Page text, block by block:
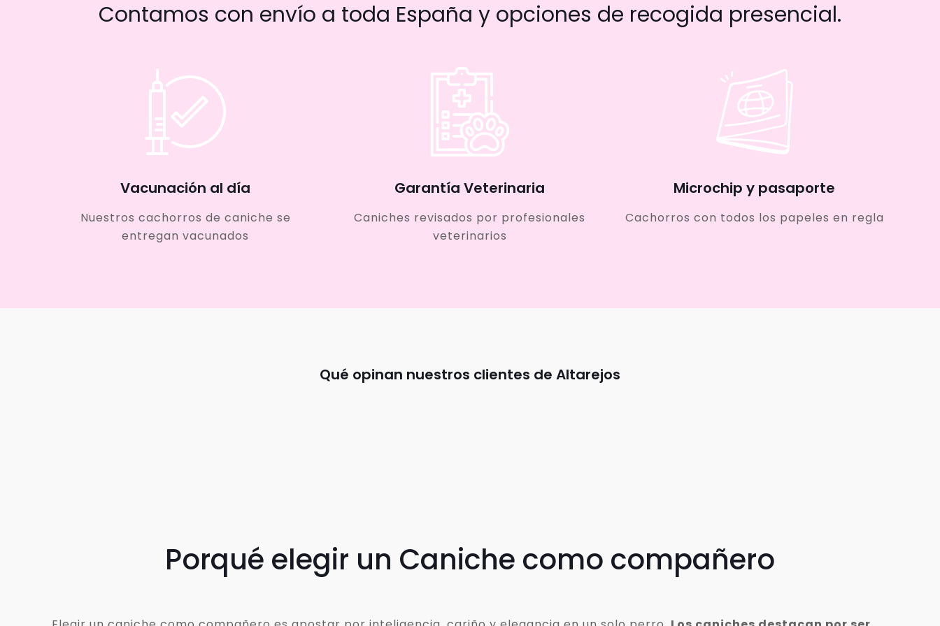
Contamos con envío a toda España y opciones de recogida presencial.
Vacunación al día
Nuestros cachorros de caniche se
entregan vacunados
Garantía Veterinaria
Caniches revisados por profesionales
veterinarios
Microchip y pasaporte
Cachorros con todos los papeles en regla
Qué opinan nuestros clientes de Altarejos
Porqué elegir un Caniche como compañero